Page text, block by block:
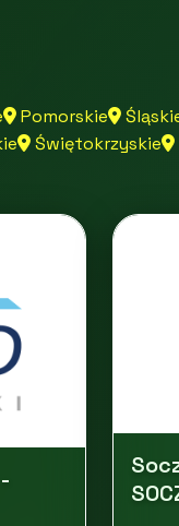
Pomorskie
Świętokrzyskie